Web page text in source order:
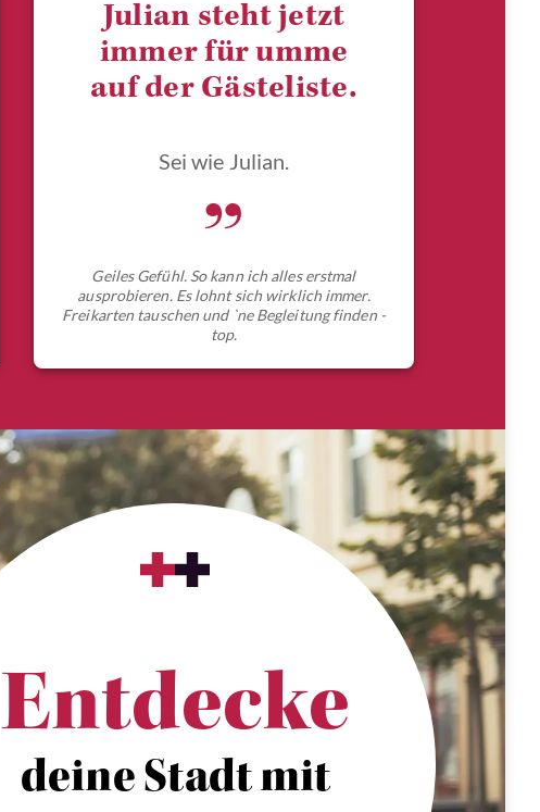
Julian steht jetzt
immer für umme
auf der Gästeliste.
Sei wie Julian.
„
Geiles Gefühl. So kann ich alles erstmal
ausprobieren. Es lohnt sich wirklich immer.
Freikarten tauschen und `ne Begleitung finden -
top.
Entdecke
deine Stadt mit